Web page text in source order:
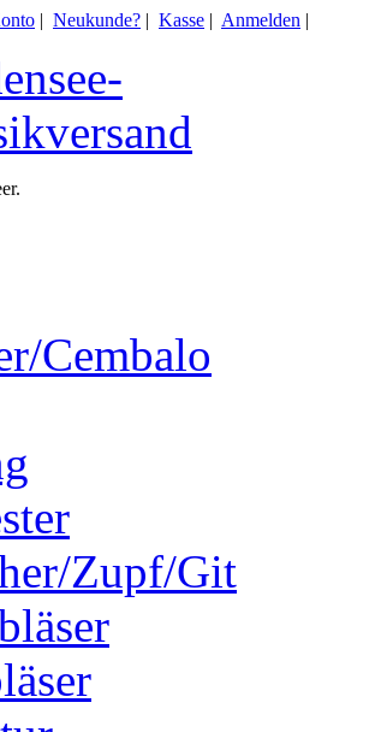
| Neukunde? | Kasse | Anmelden |
Cembalo
Zupf/Git